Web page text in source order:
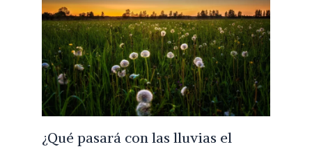
¿Qué pasará con las lluvias el